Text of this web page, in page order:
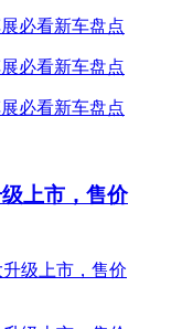
上市，售价